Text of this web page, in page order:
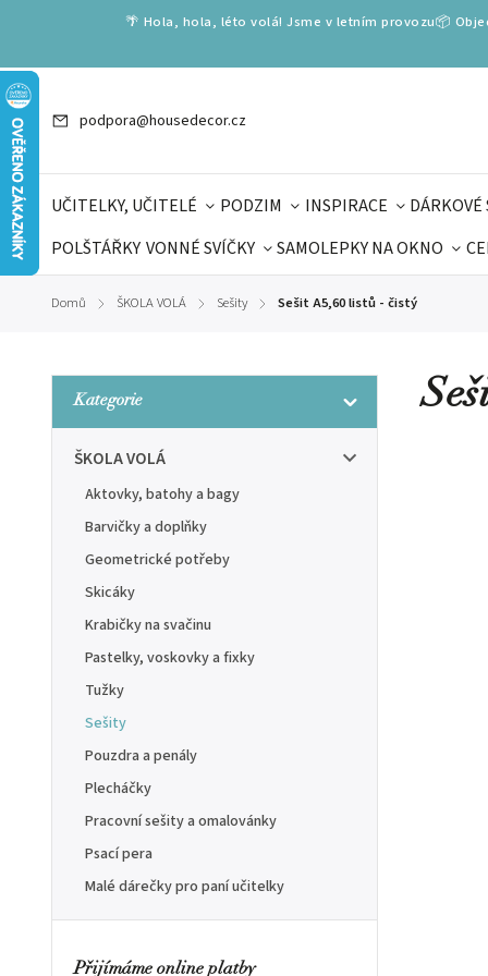
🌴 Hola, hola, léto volá! Jsme v letním provozu📦
podpora@housedecor.cz
UČITELKY, UČITELÉ PODZIM INSPIRACE DÁRKOVÉ
POLŠTÁŘKY VONNÉ SVÍČKY SAMOLEPKY NA OKNO
DÁRKOVÉ VOUCHERY
PRO DĚTI
Domů / ŠKOLA VOLÁ / Sešity / Sešit A5,60 listů - čistý
Kategorie
ŠKOLA VOLÁ
Aktovky, batohy a bagy
Barvičky a doplňky
Geometrické potřeby
Skicáky
Krabičky na svačinu
Pastelky, voskovky a fixky
Tužky
Sešity
Pouzdra a penály
Plecháčky
Pracovní sešity a omalovánky
Psací pera
Malé dárečky pro paní učitelky
Přijímáme online platby